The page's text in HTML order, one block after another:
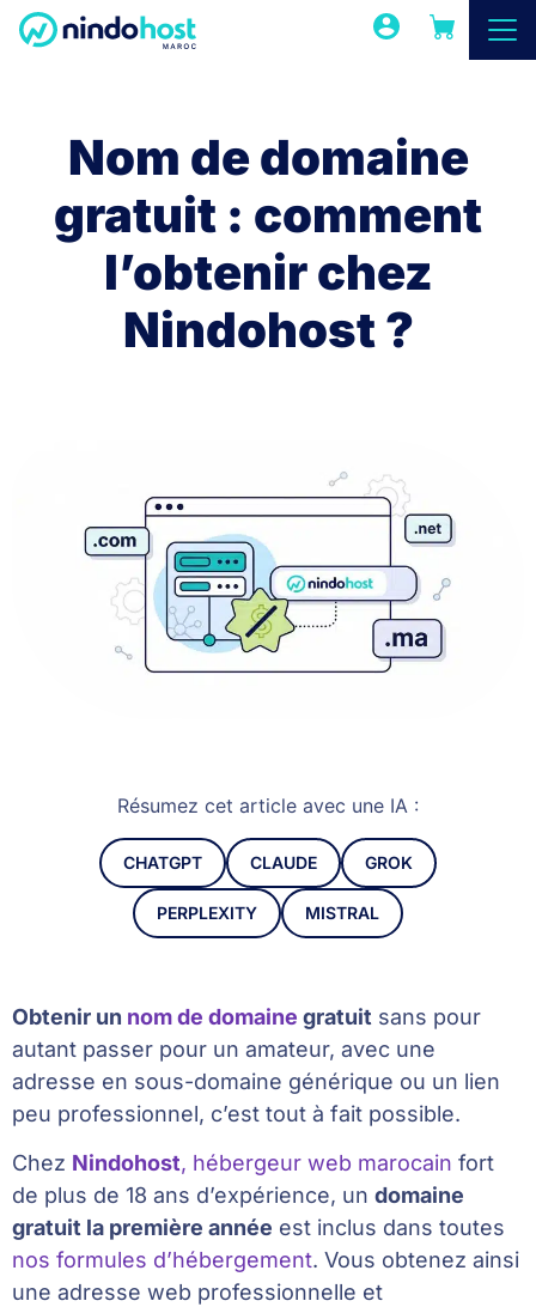
Nom de domaine
gratuit : comment
l’obtenir chez
Nindohost ?
Résumez cet article avec une IA :
CHATGPT CLAUDE GROK
PERPLEXITY MISTRAL
Obtenir un nom de domaine gratuit sans pour
autant passer pour un amateur, avec une
adresse en sous-domaine générique ou un lien
peu professionnel, c’est tout à fait possible.
Chez Nindohost, hébergeur web marocain fort
de plus de 18 ans d’expérience, un domaine
gratuit la première année est inclus dans toutes
nos formules d’hébergement. Vous obtenez ainsi
une adresse web professionnelle et